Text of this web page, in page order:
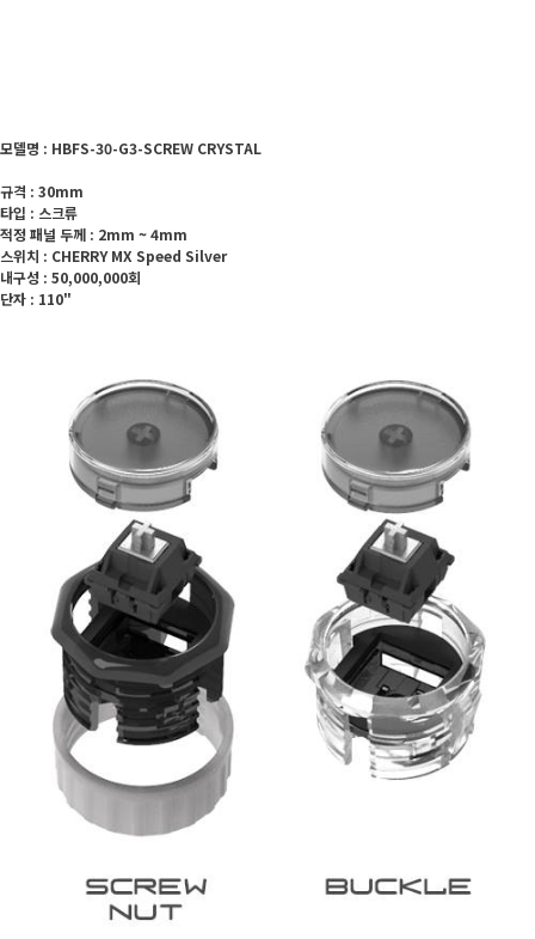
모델명 : HBFS-30-G3-SCREW CRYSTAL
규격 : 30mm
타입 : 스크류
적정 패널 두께 : 2mm ~ 4mm
스위치 : CHERRY MX Speed Silver
내구성 : 50,000,000회
단자 : 110"